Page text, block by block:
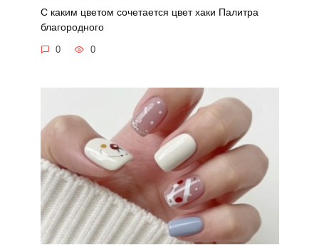
С каким цветом сочетается цвет хаки Палитра
благородного
0 0